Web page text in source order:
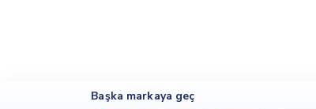
Başka markaya geç